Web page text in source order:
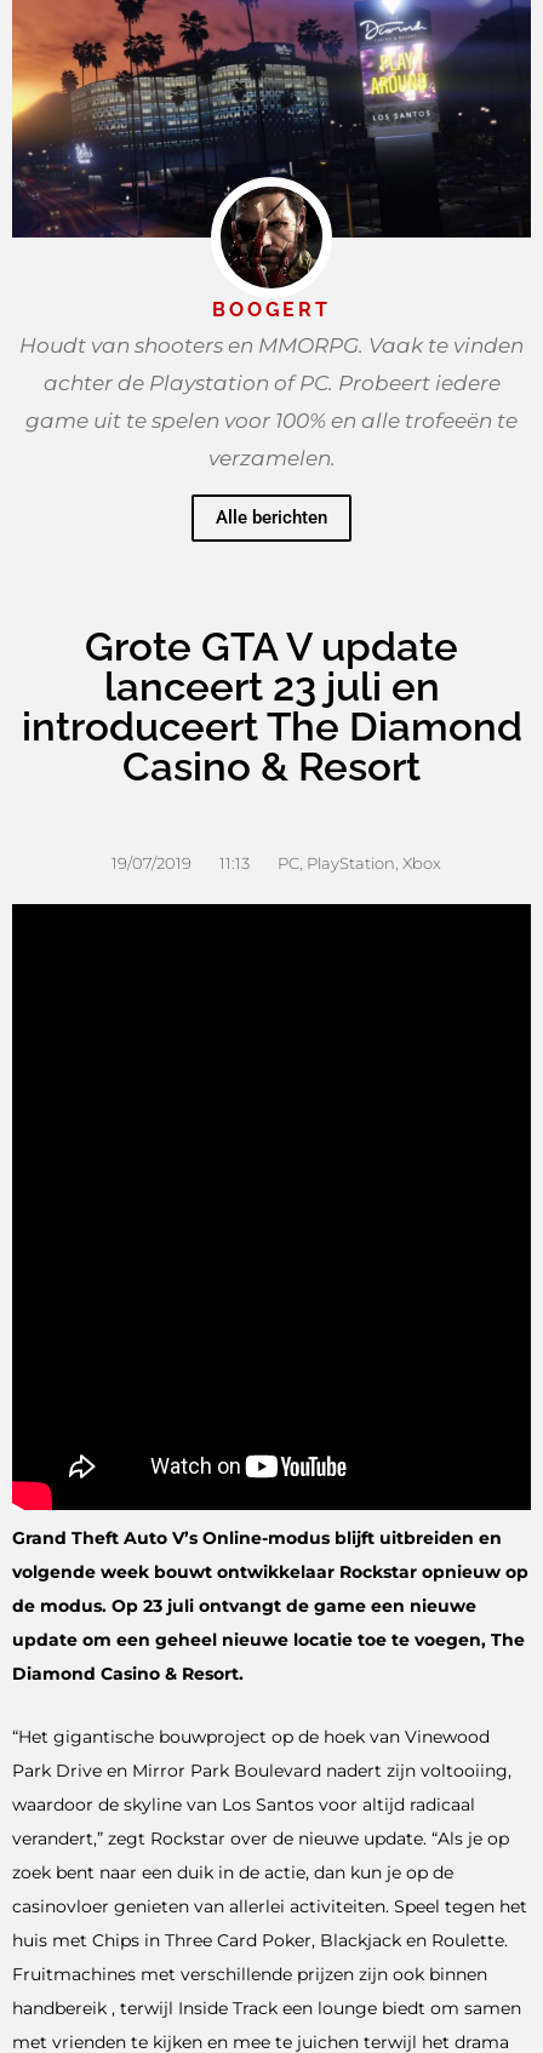
BOOGERT
Houdt van shooters en MMORPG. Vaak te vinden
achter de Playstation of PC. Probeert iedere
game uit te spelen voor 100% en alle trofeeën te
verzamelen.
Alle berichten
Grote GTA V update
lanceert 23 juli en
introduceert The Diamond
Casino & Resort
19/07/2019 11:13 PC PlayStation Xbox
Grand Theft Auto V’s Online-modus blijft uitbreiden en
volgende week bouwt ontwikkelaar Rockstar opnieuw op
de modus. Op 23 juli ontvangt de game een nieuwe
update om een ​​geheel nieuwe locatie toe te voegen, The
Diamond Casino & Resort.
“Het gigantische bouwproject op de hoek van Vinewood
Park Drive en Mirror Park Boulevard nadert zijn voltooiing,
waardoor de skyline van Los Santos voor altijd radicaal
verandert,” zegt Rockstar over de nieuwe update. “Als je op
zoek bent naar een duik in de actie, dan kun je op de
casinovloer genieten van allerlei activiteiten. Speel tegen het
huis met Chips in Three Card Poker, Blackjack en Roulette.
Fruitmachines met verschillende prijzen zijn ook binnen
handbereik , terwijl Inside Track een lounge biedt om samen
met vrienden te kijken en mee te juichen terwijl het drama